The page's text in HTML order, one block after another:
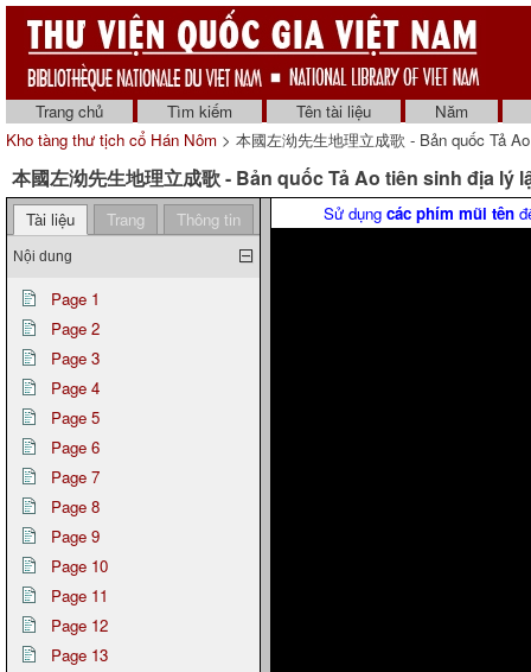
Trang chủ Tìm kiếm Tên tài liệu
Năm
Kho tàng thư tịch cổ Hán Nôm > 本國左泑先生地理立成歌 - Bản quốc Tả
本國左泑先生地理立成歌 - Bản quốc Tả Ao tiên sinh địa lý
Tài liệu Trang Thông tin
Nội dung
Page 1
Page 2
Page 3
Page 4
Page 5
Page 6
Page 7
Page 8
Page 9
Page 10
Page 11
Page 12
Page 13
Sử dụng các phím mũi tên